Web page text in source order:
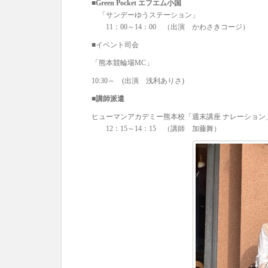
■Green Pocket エフエム小国
「サンデーゆうステーション」
11：00～14：00 （出演 かわさきコージ）
■イベント司会
「熊本競輪場MC」
10:30～ (出演 浅利ありさ)
■講師派遣
ヒューマンアカデミー熊本校「週末講座 ナレーション
12：15～14：15 （講師 加藤舞）